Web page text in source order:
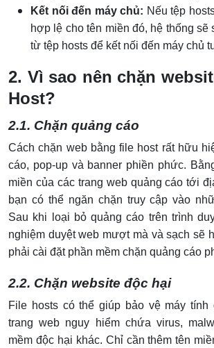
Kết nối đến máy chủ: Nếu tệp
hợp lệ cho tên miền đó, hệ thống sẽ
từ tệp hosts để kết nối đến máy chủ
2. Vì sao nên chặn
Host?
2.1. Chặn quảng cáo
Cách chặn web bằng file host rất hữu
cáo, pop-up và banner phiền phức.
miền của các trang web quảng cáo tới
bạn có thể ngăn chặn truy cập vào
Sau khi loại bỏ quảng cáo trên trình
nghiệm duyệt web mượt mà và sạch sẽ
phải cài đặt phần mềm chặn quảng cáo
2.2. Chặn website độc hại
File hosts có thể giúp bảo vệ máy tính
trang web nguy hiểm chứa virus,
mềm độc hại khác. Chỉ cần thêm tên